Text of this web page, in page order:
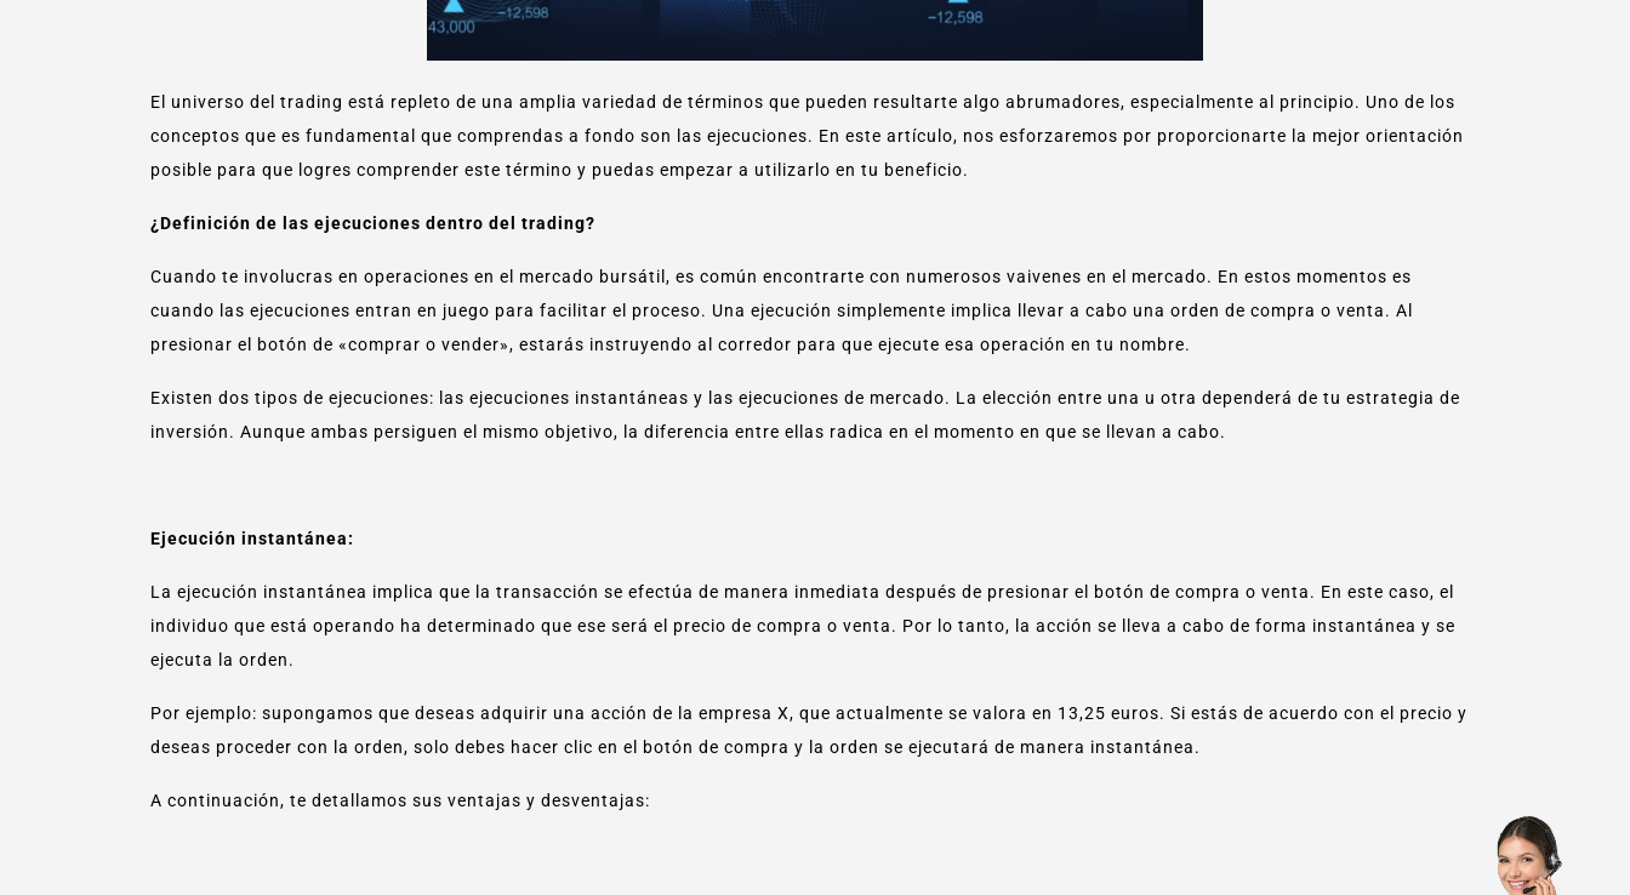
El universo del trading está repleto de una amplia variedad de términos que pueden resultarte algo abrumadores, especialmente al principio. Uno de los
conceptos que es fundamental que comprendas a fondo son las ejecuciones. En este artículo, nos esforzaremos por proporcionarte la mejor orientación
posible para que logres comprender este término y puedas empezar a utilizarlo en tu beneficio.
¿Definición de las ejecuciones dentro del trading?
Cuando te involucras en operaciones en el mercado bursátil, es común encontrarte con numerosos vaivenes en el mercado. En estos momentos es
cuando las ejecuciones entran en juego para facilitar el proceso. Una ejecución simplemente implica llevar a cabo una orden de compra o venta. Al
presionar el botón de «comprar o vender», estarás instruyendo al corredor para que ejecute esa operación en tu nombre.
Existen dos tipos de ejecuciones: las ejecuciones instantáneas y las ejecuciones de mercado. La elección entre una u otra dependerá de tu estrategia de
inversión. Aunque ambas persiguen el mismo objetivo, la diferencia entre ellas radica en el momento en que se llevan a cabo.
Ejecución instantánea:
La ejecución instantánea implica que la transacción se efectúa de manera inmediata después de presionar el botón de compra o venta. En este caso, el
individuo que está operando ha determinado que ese será el precio de compra o venta. Por lo tanto, la acción se lleva a cabo de forma instantánea y se
ejecuta la orden.
Por ejemplo: supongamos que deseas adquirir una acción de la empresa X, que actualmente se valora en 13,25 euros. Si estás de acuerdo con el precio y
deseas proceder con la orden, solo debes hacer clic en el botón de compra y la orden se ejecutará de manera instantánea.
A continuación, te detallamos sus ventajas y desventajas: